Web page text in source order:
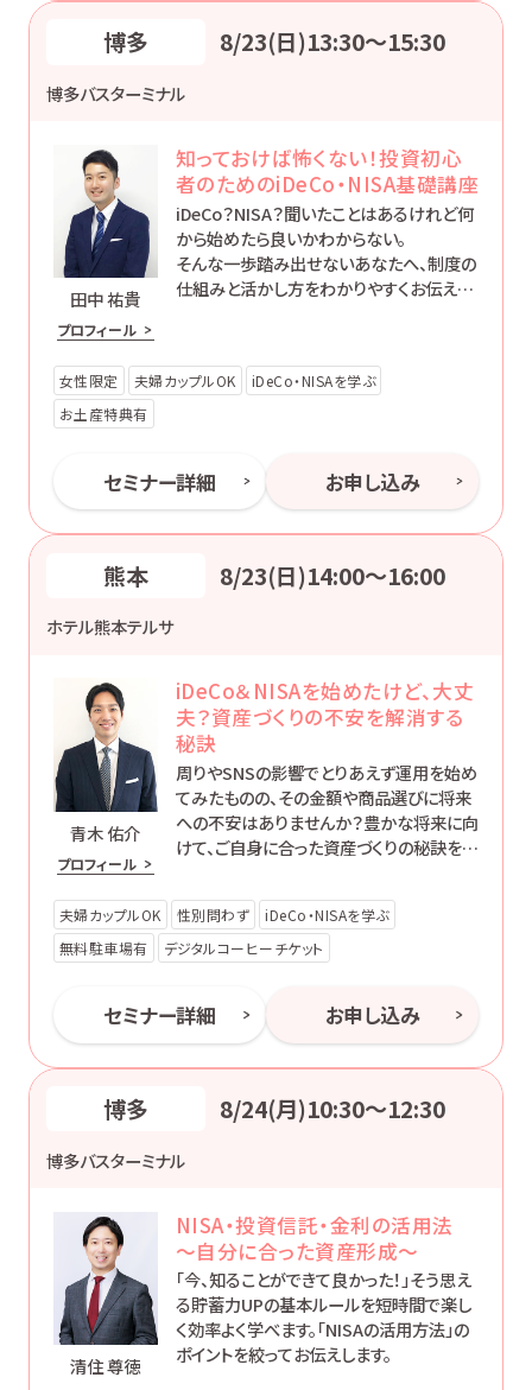
博多 8/23(日)13:30〜15:30
博多バスターミナル
田中 祐貴
プロフィール
知っておけば怖くない！投資初心
者のためのiDeCo・NISA基礎講座
iDeCo？NISA？聞いたことはあるけれど何
から始めたら良いかわからない。
そんな一歩踏み出せないあなたへ、制度の
仕組みと活かし方をわかりやすくお伝えし
女性限定 夫婦カップルOK
iDeCo・NISAを学ぶ
お土産特典有
セミナー詳細 お申し込み
熊本 8/23(日)14:00〜16:00
ホテル熊本テルサ
青木 佑介
プロフィール
iDeCo＆NISAを始めたけど、大丈
夫？資産づくりの不安を解消する
秘訣
周りやSNSの影響でとりあえず運用を始め
てみたものの、その金額や商品選びに将来
への不安はありませんか？豊かな将来に向
けて、ご自身に合った資産づくりの秘訣を一
さまの豊かな人生の第一歩となることを願
っています。
夫婦カップルOK 性別問わず
iDeCo・NISAを学ぶ
無料駐車場有
デジタルコーヒーチケット
セミナー詳細 お申し込み
博多 8/24(月)10:30〜12:30
博多バスターミナル
清住 尊徳
NISA・投資信託・金利の活用法
～自分に合った資産形成～
「今、知ることができて良かった！」そう思え
る貯蓄力UPの基本ルールを短時間で楽し
く効率よく学べます。「NISAの活用方法」の
ポイントを絞ってお伝えします。